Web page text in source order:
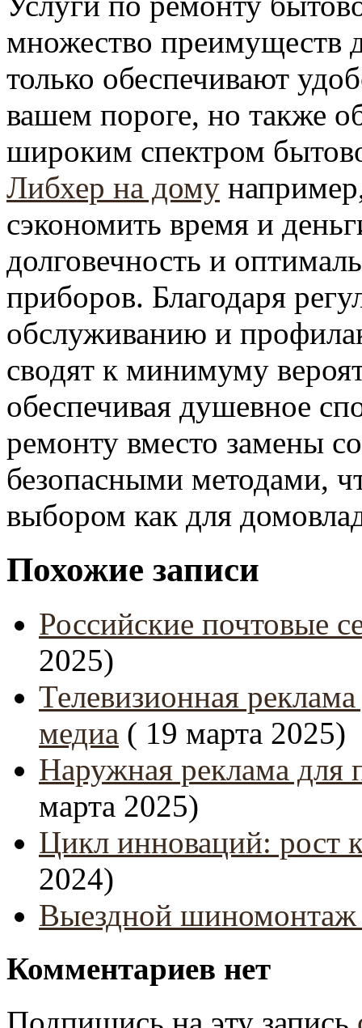
множество преимуществ
только обеспечивают
вашем пороге, но также
широким спектром
Либхер на дому
сэкономить время и
долговечность и
приборов. Благодаря
обслуживанию и
сводят к минимуму
обеспечивая душевное
ремонту вместо замены
безопасными методами,
выбором как для
Похожие записи
Российские почтовые
2025)
Телевизионная
медиа ( 19 марта 2025)
Наружная реклама для
марта 2025)
Цикл инноваций: рост
2024)
Выездной
Комментариев нет